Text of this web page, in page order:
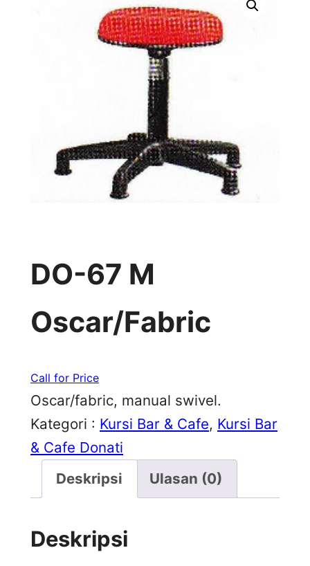
DO-67 M
Oscar/Fabric
Call for Price
Oscar/fabric, manual swivel.
Kategori : Kursi Bar & Cafe, Kursi Bar
& Cafe Donati
Deskripsi
Ulasan (0)
Deskripsi